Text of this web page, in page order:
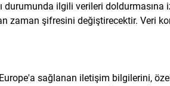
durumunda ilgili verileri
zaman şifresini değiştirecektir. Veri
sağlanan iletişim bilgilerini,